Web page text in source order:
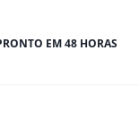
EM 48 HORAS